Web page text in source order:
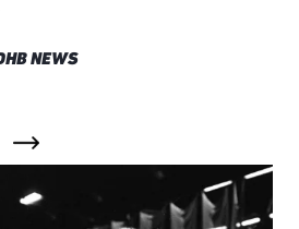
NEWS